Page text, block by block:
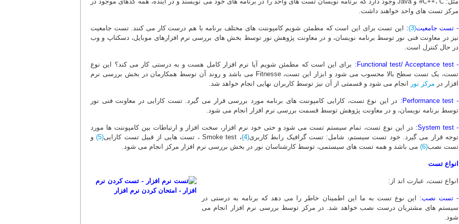
مرکز تست های واحد خواهند داشت.
- تست جامعیت(3)
: این تست برای این است که مطمئن شویم کامپوننت های مختلف برنامه با هم درست کار می کنند. تست جامعیت
نیز در معاونت فنی نور توسط برنامه نویسان، و در معاونت پژوهش نور توسط بخش های بررسی نرم افزارهای موبایل، دسکتاپ و وب
در حال کنترل است.
- Functional test/ Acceptance test:
برای این است که مطمئن شویم آیا نرم افزار کامل هست و به درستی کار می کند؟ این نوع
تست، یک تست سطح بالا محسوب می شود و ابزار این تست، Fitnesse می باشد و روند آن توسط همکارمان در بخش بررسی نرم
افزار در مرکز نور انجام می شود و قسمتی از آن نیز توسط کاربران نهایی انجام خواهد شد.
- Performance test:
در این نوع تست، کارایی کامپوننت های برنامه مورد بررسی قرار می گیرد. تست کارایی در معاونت فنی نور
توسط برنامه نویسان، و در معاونت پژوهش توسط قسمت بررسی نرم افزار انجام می شود.
- System test:
در این نوع تست، تمام سیستم تست می شود و حتی خود نرم افزار، سخت افزار و ارتباطات بین کامپوننت ها مورد
توجه قرار می گیرد. خود تست سیستم، شامل: تست گرافیک رابط کاربری(4) ، Smoke test ، تست هایی از قبیل تست کارایی (5)
و
تست نصب(6) می باشد و همه تست های سیستمی، توسط کارشناسان نور در بخش بررسی نرم افزار مرکز انجام می شود.
انواع تست
انواع تست، عبارت اند از:
- تست نصب: این نوع تست به ما این اطمینان خاطر را می دهد که برنامه به درستی در
سیستم های مشتریان درست نصب خواهد شد. در مرکز توسط بررسی نرم افزار انجام می
شود.